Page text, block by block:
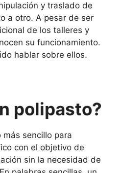
y traslado de
a otro. A pesar de ser
de los talleres y
su funcionamiento.
hablar sobre ellos.
polipasto?
más sencillo para
con el objetivo de
sin la necesidad de